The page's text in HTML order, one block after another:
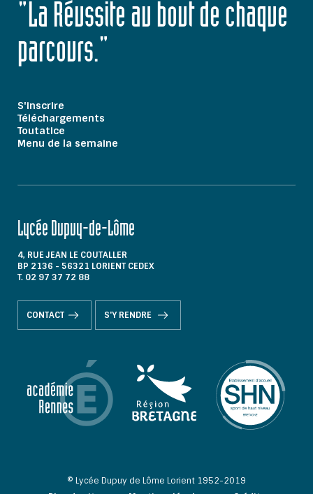
"La Réussite au bout de chaque
parcours."
S'inscrire
Téléchargements
Toutatice
Menu de la semaine
Lycée Dupuy-de-Lôme
4, RUE JEAN LE COUTALLER
BP 2136 - 56321 LORIENT CEDEX
T. 02 97 37 72 88
CONTACT S'Y RENDRE
© Lycée Dupuy de Lôme Lorient 1952-2019